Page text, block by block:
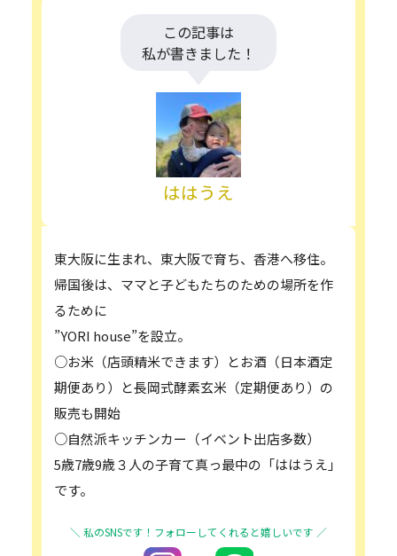
この記事は
私が書きました！
ははうえ
東大阪に生まれ、東大阪で育ち、香港へ移住。
帰国後は、ママと子どもたちのための場所を作
るために
”YORI house”を設立。
○お米（店頭精米できます）とお酒（日本酒定
期便あり）と長岡式酵素玄米（定期便あり）の
販売も開始
○自然派キッチンカー（イベント出店多数）
5歳7歳9歳３人の子育て真っ最中の「ははうえ」
です。